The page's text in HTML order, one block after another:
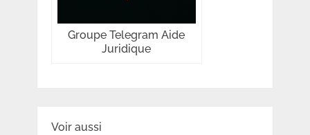
Groupe Telegram Aide
Juridique
Voir aussi